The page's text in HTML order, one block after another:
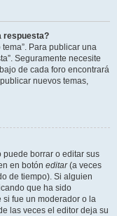
respuesta?
Para publicar una
Seguramente necesite
de cada foro encontrará
nuevos temas,
puede borrar o editar sus
en botón editar(a veces
de tiempo). Si alguien
que ha sido
fue un moderador o la
las veces el editor deja su